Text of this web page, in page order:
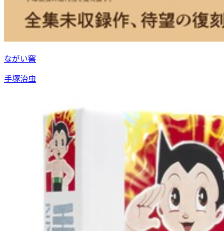
ながい窖
手塚治虫